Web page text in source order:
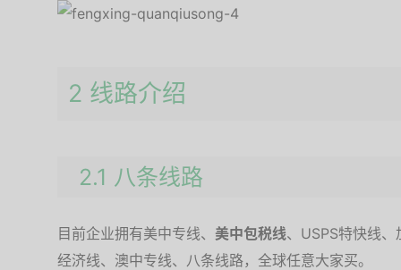
2 线路介绍
2.1 八条线路
目前企业拥有美中专线、 美中包税线、USPS特快线
经济线、澳中专线、八条线路，全球任意大家买。